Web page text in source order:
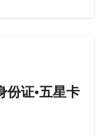
份证•五星卡